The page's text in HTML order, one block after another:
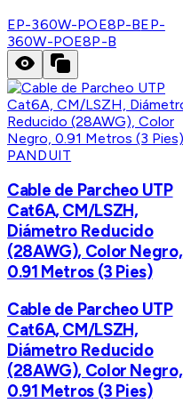
EP-360W-POE8P-BEP-
360W-POE8P-B
PANDUIT
Cable de Parcheo UTP
Cat6A, CM/LSZH,
Diámetro Reducido
(28AWG), Color Negro,
0.91 Metros (3 Pies)
Cable de Parcheo UTP
Cat6A, CM/LSZH,
Diámetro Reducido
(28AWG), Color Negro,
0.91 Metros (3 Pies)